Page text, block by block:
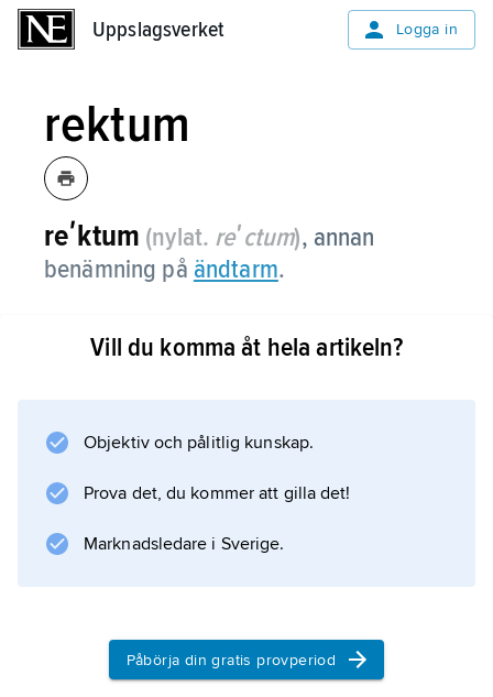
Uppslagsverket Logga in
rektum
reʹktum (nylat. reʹctum), annan
benämning på ändtarm.
Vill du komma åt hela artikeln?
Objektiv och pålitlig kunskap.
Prova det, du kommer att gilla det!
Marknadsledare i Sverige.
Påbörja din gratis provperiod